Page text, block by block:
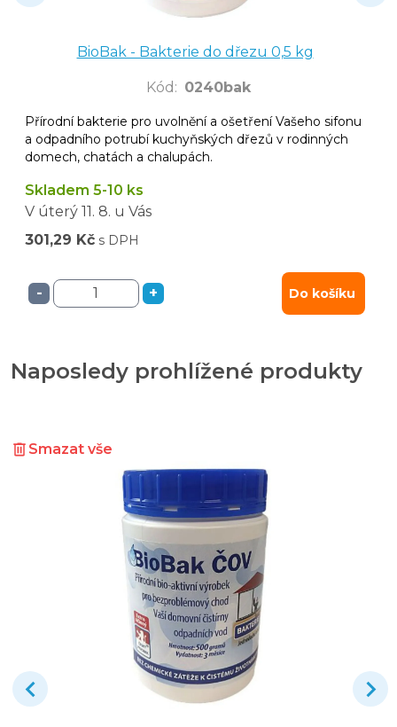
BioBak - Bakterie do dřezu 0,5 kg
Kód : 0240bak
Přírodní bakterie pro uvolnění a ošetření Vašeho sifonu
a odpadního potrubí kuchyňských dřezů v rodinných
domech, chatách a chalupách.
Skladem 5-10 ks
V úterý 11. 8. u Vás
301,29 Kč s DPH
- + Do košíku
Naposledy prohlížené produkty
Smazat vše